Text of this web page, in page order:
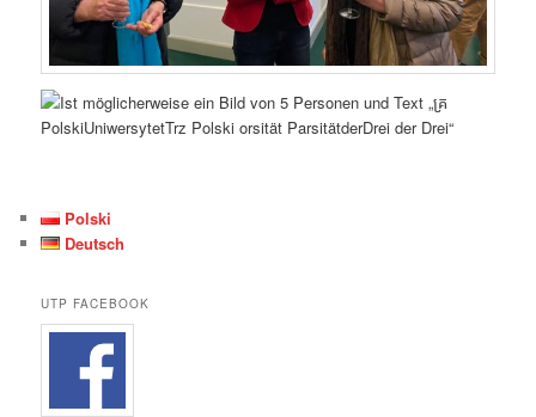
Polski
Deutsch
UTP FACEBOOK